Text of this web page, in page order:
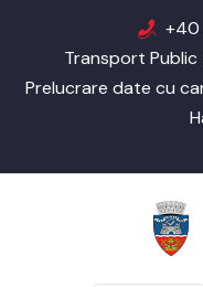
+40
Transport Public
Prelucrare date cu